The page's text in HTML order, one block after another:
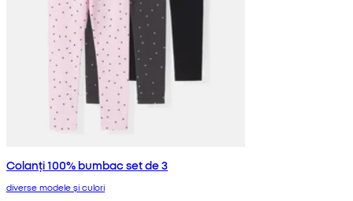
Colanți 100% bumbac set de 3
diverse modele și culori